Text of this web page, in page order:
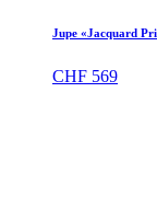
Jupe «Jacquard
CHF 569